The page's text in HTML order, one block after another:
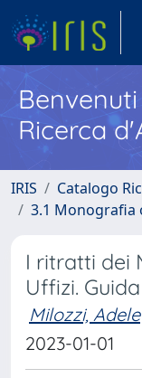
Ricerca
IRIS Catalogo
3.1
I ritratti dei
Uffizi. Guida
Milozzi, Adele
2023-01-01